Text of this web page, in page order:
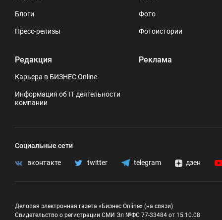
Блоги
Пресс-релизы
Редакция
Карьера в БИЗНЕС Online
Информация об IT деятельности
компании
Фото
Фотоистории
Реклама
Социальные сети
вконтакте twitter telegram дзен
Деловая электронная газета «Бизнес Online» (на связи)
Свидетельство о регистрации СМИ Эл №ФС 77-33484 от 15.10.08